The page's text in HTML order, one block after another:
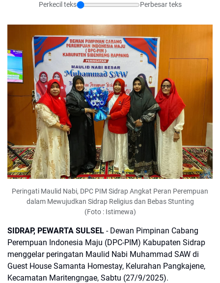
Perkecil teks Perbesar teks
Peringati Maulid Nabi, DPC PIM Sidrap Angkat Peran Perempuan
dalam Mewujudkan Sidrap Religius dan Bebas Stunting
(Foto : Istimewa)
SIDRAP, PEWARTA SULSEL - Dewan Pimpinan Cabang
Perempuan Indonesia Maju (DPC-PIM) Kabupaten Sidrap
menggelar peringatan Maulid Nabi Muhammad SAW di
Guest House Samanta Homestay, Kelurahan Pangkajene,
Kecamatan Maritengngae, Sabtu (27/9/2025).